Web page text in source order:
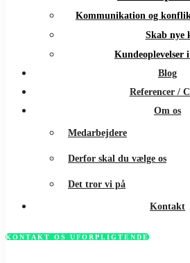
Kommunikation og
Skab nye
Kundeoplevelser
Blog
Referencer /
Om os
Medarbejdere
Derfor skal du vælge os
Det tror vi på
Kontakt
KONTAKT OS UFORPLIGTENDE